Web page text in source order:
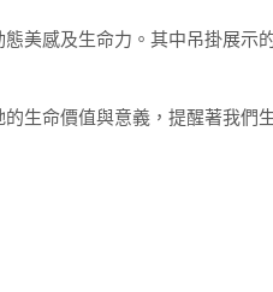
美感及生命力。其中吊掛展示
生命價值與意義，提醒著我們